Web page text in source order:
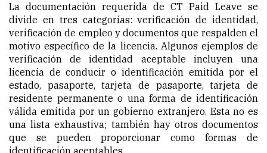
La documentación requerida de CT Paid Leave se
divide en tres categorías: verificación de identidad,
verificación de empleo y documentos que respalden el
motivo específico de la licencia. Algunos ejemplos de
verificación de identidad aceptable incluyen una
licencia de conducir o identificación emitida por el
estado, pasaporte, tarjeta de pasaporte, tarjeta de
residente permanente o una forma de identificación
válida emitida por un gobierno extranjero. Esta no es
una lista exhaustiva; también hay otros documentos
que se pueden proporcionar como formas de